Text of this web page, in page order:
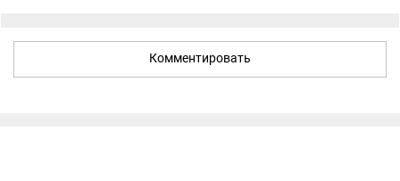
Комментировать